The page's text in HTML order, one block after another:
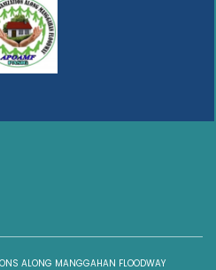
ALONG MANGGAHAN FLOODWAY